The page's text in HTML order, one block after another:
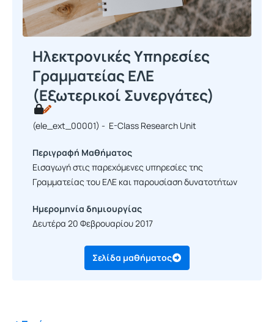
Ηλεκτρονικές Υπηρεσίες
Γραμματείας ΕΛΕ
(Εξωτερικοί Συνεργάτες)
(ele_ext_00001) - E-Class Research Unit
Περιγραφή Μαθήματος
Εισαγωγή στις παρεχόμενες υπηρεσίες της
Γραμματείας του ΕΛΕ και παρουσίαση δυνατοτήτων
Ημερομηνία δημιουργίας
Δευτέρα 20 Φεβρουαρίου 2017
Σελίδα μαθήματος